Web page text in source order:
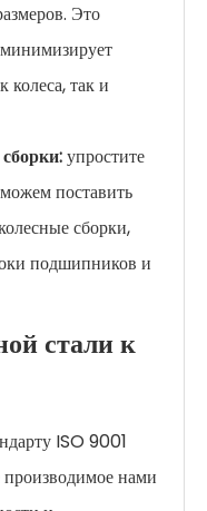
Это
так и
упростите
поставить
сборки,
подшипников и
стали к
ISO 9001
производимое нами